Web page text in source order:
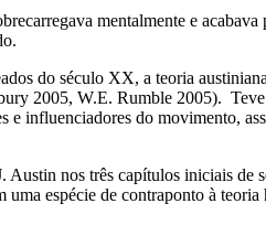
mentalmente e
do século XX, a teoria
2005, W.E. Rumble 2005).
influenciadores do movimento,
Austin nos três capítulos iniciais de
espécie de contraponto à teoria